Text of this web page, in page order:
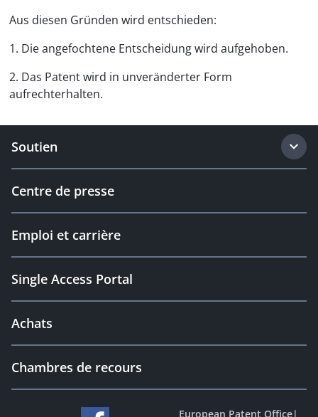
Aus diesen Gründen wird entschieden:
1. Die angefochtene Entscheidung wird aufgehoben.
2. Das Patent wird in unveränderter Form
aufrechterhalten.
Soutien
Centre de presse
Emploi et carrière
Single Access Portal
Achats
Chambres de recours
European Patent Office|